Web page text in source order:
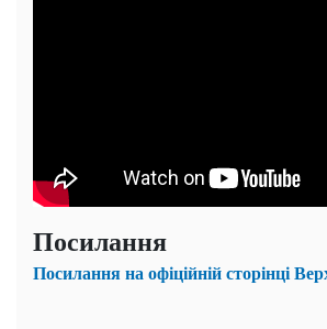
Посилання
Посилання на офіційній сторінці